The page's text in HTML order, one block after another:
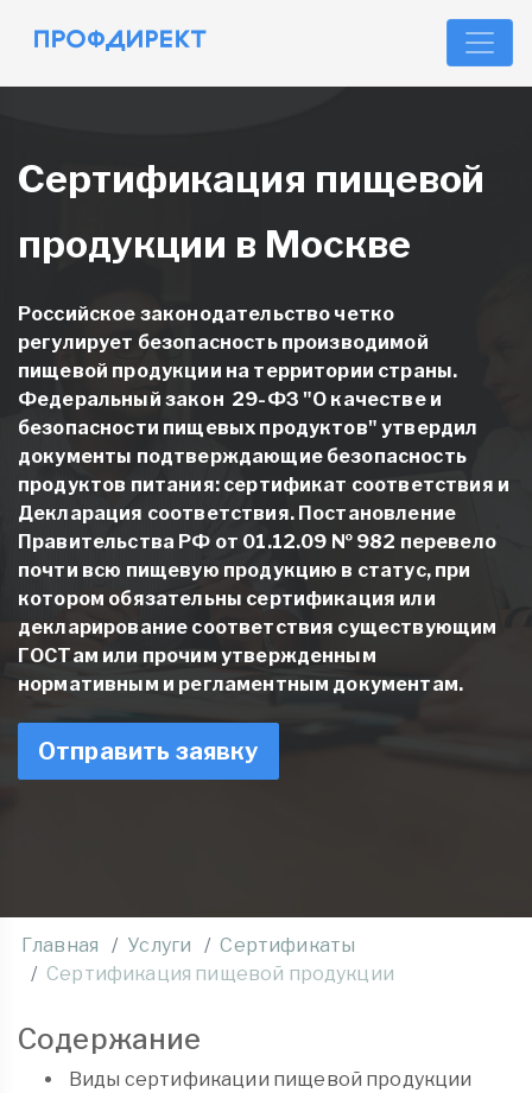
Сертификация пищевой
продукции в Москве
Российское законодательство четко
регулирует безопасность производимой
пищевой продукции на территории страны.
Федеральный закон 29-ФЗ "О качестве и
безопасности пищевых продуктов" утвердил
документы подтверждающие безопасность
продуктов питания: сертификат соответствия и
Декларация соответствия. Постановление
Правительства РФ от 01.12.09 № 982 перевело
почти всю пищевую продукцию в статус, при
котором обязательны сертификация или
декларирование соответствия существующим
ГОСТам или прочим утвержденным
нормативным и регламентным документам.
Отправить заявку
Главная Услуги
Сертификаты
Сертификация пищевой продукции
Содержание
Виды сертификации пищевой продукции